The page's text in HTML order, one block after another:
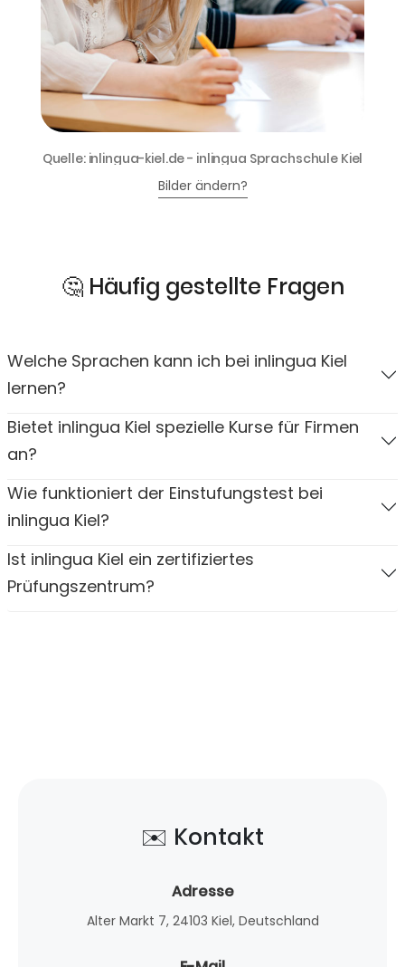
Quelle: inlingua-kiel.de - inlingua Sprachschule Kiel
Bilder ändern?
🤔 Häufig gestellte Fragen
Welche Sprachen kann ich bei inlingua Kiel
lernen?
Bietet inlingua Kiel spezielle Kurse für Firmen
an?
Wie funktioniert der Einstufungstest bei
inlingua Kiel?
Ist inlingua Kiel ein zertifiziertes
Prüfungszentrum?
✉️ Kontakt
Adresse
Alter Markt 7, 24103 Kiel, Deutschland